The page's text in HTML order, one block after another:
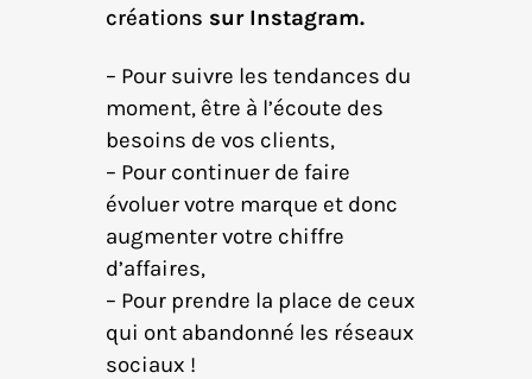
créations sur Instagram.
– Pour suivre les tendances du
moment, être à l’écoute des
besoins de vos clients,
– Pour continuer de faire
évoluer votre marque et donc
augmenter votre chiffre
d’affaires,
– Pour prendre la place de ceux
qui ont abandonné les réseaux
sociaux !